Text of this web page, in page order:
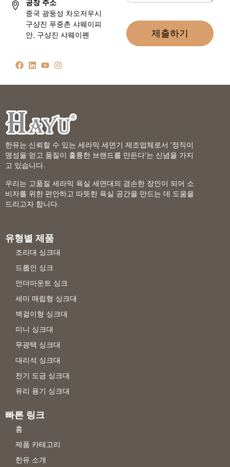
공장 주소
중국 광둥성 차오저우시
구샹진 푸중촌 샤웨이피
안, 구샹진 샤웨이폔
제출하기
한유는 신뢰할 수 있는 세라믹 세면기 제조업체로서 '정직이
명성을 얻고 품질이 훌륭한 브랜드를 만든다'는 신념을 가지
고 있습니다.
우리는 고품질 세라믹 욕실 세면대의 겸손한 장인이 되어 소
비자를 위한 편안하고 따뜻한 욕실 공간을 만드는 데 도움을
드리고자 합니다.
유형별 제품
조리대 싱크대
드롭인 싱크
언더마운트 싱크
세미 매립형 싱크대
벽걸이형 싱크대
미니 싱크대
무광택 싱크대
대리석 싱크대
전기 도금 싱크대
유리 용기 싱크대
빠른 링크
홈
제품 카테고리
한유 소개